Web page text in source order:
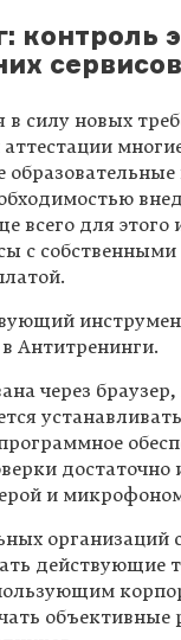
контроль
сервисов
в силу новых
всего для этого
с
Антитренинги.
через
устанавливать
достаточно
и
организаций
действующие
объективные